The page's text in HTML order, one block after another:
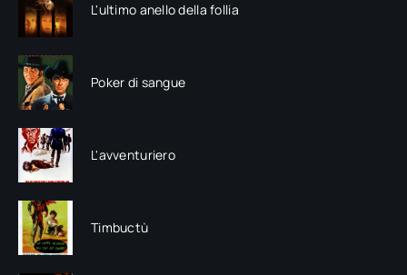
L'ultimo anello della follia
Poker di sangue
L'avventuriero
Timbuctù